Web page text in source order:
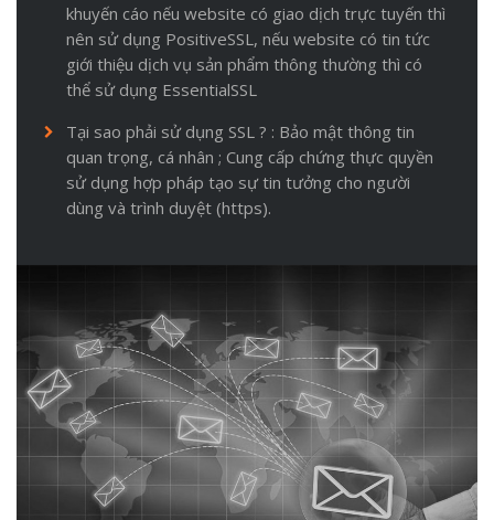
khuyến cáo nếu website có giao dịch trực tuyến thì
nên sử dụng PositiveSSL, nếu website có tin tức
giới thiệu dịch vụ sản phẩm thông thường thì có
thể sử dụng EssentialSSL
Tại sao phải sử dụng SSL ? : Bảo mật thông tin
quan trọng, cá nhân ; Cung cấp chứng thực quyền
sử dụng hợp pháp tạo sự tin tưởng cho người
dùng và trình duyệt (https).